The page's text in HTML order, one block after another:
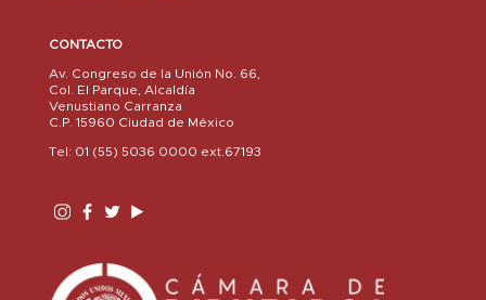
CONTACTO
Av. Congreso de la Unión No. 66,
Col. El Parque, Alcaldía
Venustiano Carranza
C.P. 15960 Ciudad de México
Tel: 01 (55) 5036 0000 ext.67193